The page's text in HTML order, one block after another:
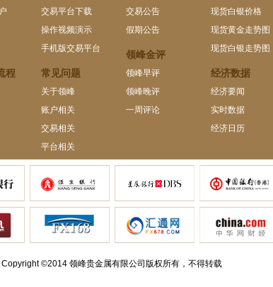
程
交易平台下载
操作视频演示
手机版交易平台
常见问题
关于领峰
账户相关
交易相关
平台相关
交易公告
假期公告
领峰金评
领峰早评
领峰晚评
一周评论
现货白银价格
现货黄金走势图
现货白银走势图
经济数据
经济要闻
实时数据
经济日历
Copyright ©2014 领峰贵金属有限公司版权所有，不得转载